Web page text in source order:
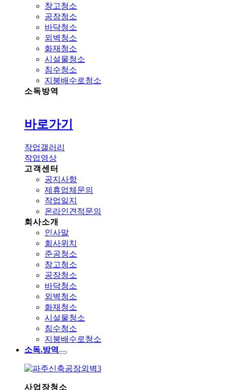
창고청소
공장청소
바닥청소
외벽청소
화재청소
시설물청소
침수청소
지붕배수로청소
소독방역
바로가기
작업갤러리
작업영상
고객센터
공지사항
제휴업체문의
작업일지
온라인견적문의
회사소개
인사말
회사위치
준공청소
창고청소
공장청소
바닥청소
외벽청소
화재청소
시설물청소
침수청소
지붕배수로청소
소독.방역
사업장청소